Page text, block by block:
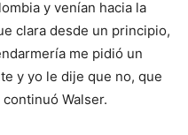
y venían hacia la
clara desde un principio,
me pidió un
y yo le dije que no, que
Walser.